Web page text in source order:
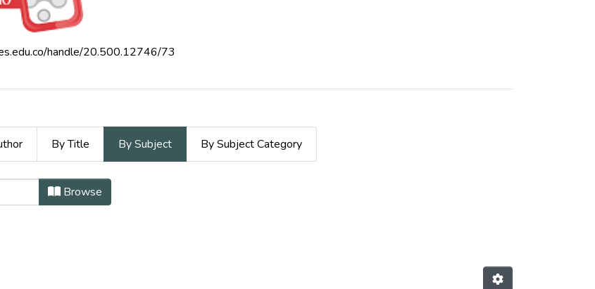
handle/20.500.12746/73
By Title By Subject By Subject Category
by Subject "Acción y defensa (Derecho)"
Browse